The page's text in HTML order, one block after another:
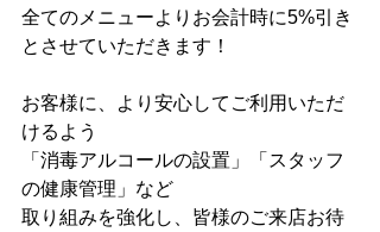
全てのメニューよりお会計時に5%引き
とさせていただきます！
お客様に、より安心してご利用いただ
けるよう
「消毒アルコールの設置」「スタッフ
の健康管理」など
取り組みを強化し、皆様のご来店お待